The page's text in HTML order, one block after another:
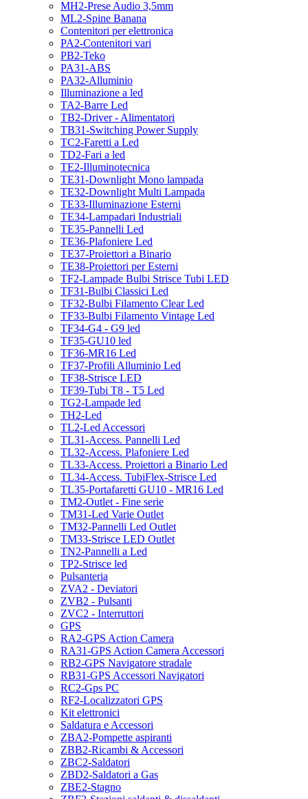
MH2-Prese Audio 3,5mm
ML2-Spine Banana
Contenitori per elettronica
PA2-Contenitori vari
PB2-Teko
PA31-ABS
PA32-Alluminio
Illuminazione a led
TA2-Barre Led
TB2-Driver - Alimentatori
TB31-Switching Power Supply
TC2-Faretti a Led
TD2-Fari a led
TE2-Illuminotecnica
TE31-Downlight Mono lampada
TE32-Downlight Multi Lampada
TE33-Illuminazione Esterni
TE34-Lampadari Industriali
TE35-Pannelli Led
TE36-Plafoniere Led
TE37-Proiettori a Binario
TE38-Proiettori per Esterni
TF2-Lampade Bulbi Strisce Tubi LED
TF31-Bulbi Classici Led
TF32-Bulbi Filamento Clear Led
TF33-Bulbi Filamento Vintage Led
TF34-G4 - G9 led
TF35-GU10 led
TF36-MR16 Led
TF37-Profili Alluminio Led
TF38-Strisce LED
TF39-Tubi T8 - T5 Led
TG2-Lampade led
TH2-Led
TL2-Led Accessori
TL31-Access. Pannelli Led
TL32-Access. Plafoniere Led
TL33-Access. Proiettori a Binario Led
TL34-Access. TubiFlex-Strisce Led
TL35-Portafaretti GU10 - MR16 Led
TM2-Outlet - Fine serie
TM31-Led Varie Outlet
TM32-Pannelli Led Outlet
TM33-Strisce LED Outlet
TN2-Pannelli a Led
TP2-Strisce led
Pulsanteria
ZVA2 - Deviatori
ZVB2 - Pulsanti
ZVC2 - Interruttori
GPS
RA2-GPS Action Camera
RA31-GPS Action Camera Accessori
RB2-GPS Navigatore stradale
RB31-GPS Accessori Navigatori
RC2-Gps PC
RF2-Localizzatori GPS
Kit elettronici
Saldatura e Accessori
ZBA2-Pompette aspiranti
ZBB2-Ricambi & Accessori
ZBC2-Saldatori
ZBD2-Saldatori a Gas
ZBE2-Stagno